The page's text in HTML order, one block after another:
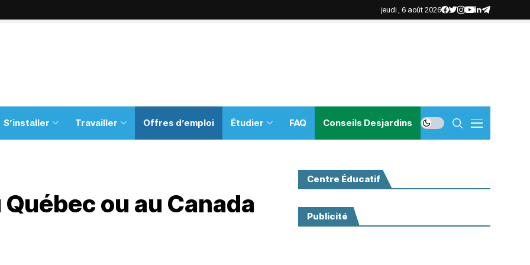
jeudi , 6 août 2026
S’installer Travailler Offres d’emploi Étudier FAQ Conseils Desjardins
ou au Canada
Centre Éducatif
Publicité